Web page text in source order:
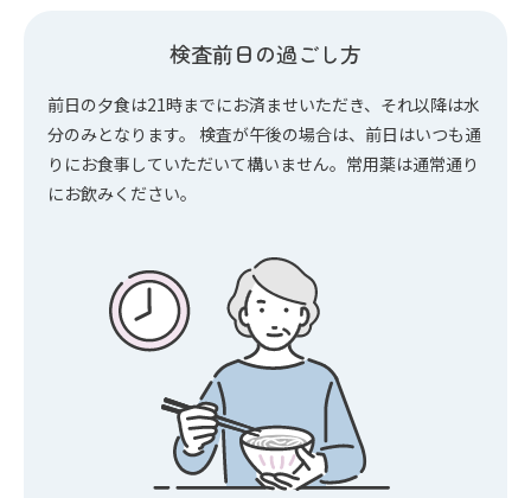
検査前日の過ごし方
前日の夕食は21時までにお済ませいただき、それ以降は水
分のみとなります。 検査が午後の場合は、前日はいつも通
りにお食事していただいて構いません。常用薬は通常通り
にお飲みください。